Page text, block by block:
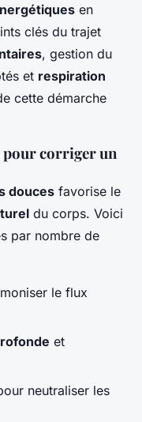
en
clés du trajet
, gestion du
et respiration
cette démarche
corriger un
douces favorise le
du corps. Voici
par nombre de
le flux
et
neutraliser les